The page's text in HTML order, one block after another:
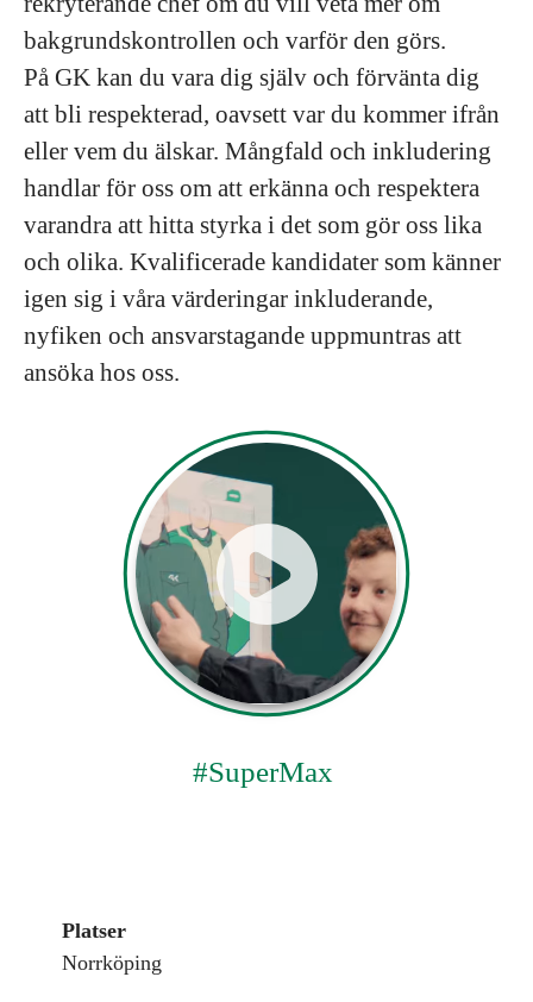
bakgrundskontrollen och varför den görs.
På GK kan du vara dig själv och förvänta dig
att bli respekterad, oavsett var du kommer ifrån
eller vem du älskar. Mångfald och inkludering
handlar för oss om att erkänna och respektera
varandra att hitta styrka i det som gör oss lika
och olika. Kvalificerade kandidater som känner
igen sig i våra värderingar inkluderande,
nyfiken och ansvarstagande uppmuntras att
ansöka hos oss.
Platser
Norrköping